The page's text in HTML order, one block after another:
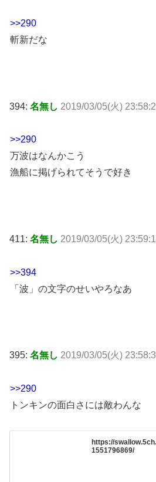
>>290
斬新だな
394: 名無し 2019/03/05(火)
>>290
万波はなんかこう
漁船に掲げられてそうで好き
411: 名無し 2019/03/05(火)
>>394
「波」の文字のせいやろなあ
395: 名無し 2019/03/05(火)
>>290
トンキンの面白さには敵わんな
https://
1551796869/